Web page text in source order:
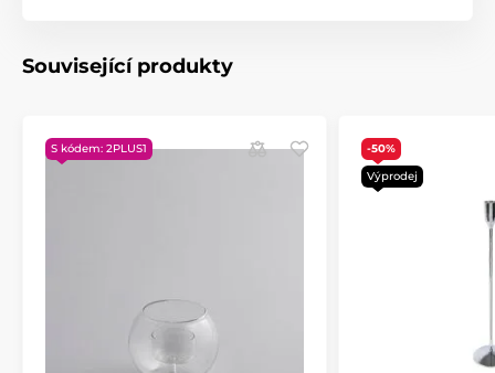
Související produkty
S kódem: 2PLUS1
-50%
Výprodej